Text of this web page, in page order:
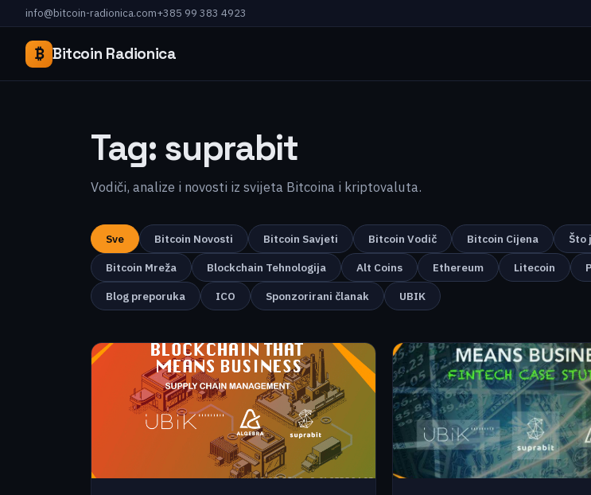
info@bitcoin-radionica.com+385 99 383 4923
₿ Bitcoin Radionica
Tag: suprabit
Vodiči, analize i novosti iz svijeta Bitcoina i kriptovaluta.
Sve Bitcoin Novosti Bitcoin Savjeti Bitcoin Vodič Bitcoin Cijena Što
Bitcoin Mreža
Blockchain Tehnologija Alt Coins Ethereum Litecoin
Blog preporuka
ICO Sponzorirani članak UBIK